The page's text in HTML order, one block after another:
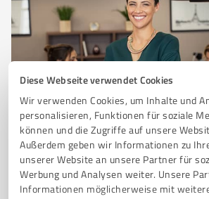
Diese Webseite verwendet Cookies
Wir verwenden Cookies, um Inhalte und
personalisieren, Funktionen für soziale
können und die Zugriffe auf unsere
Außerdem geben wir Informationen zu
unserer Website an unsere Partner für
Werbung und Analysen weiter. Unsere
Informationen möglicherweise mit
Sie möchten auch hier gelistet
Registrieren Sie sich jetzt und
Kunden empfohlener ProvenExpert!